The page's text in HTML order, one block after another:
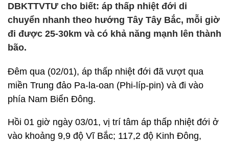
DBKTTVTƯ cho biết: áp thấp nhiệt đới di
chuyển nhanh theo hướng Tây Tây Bắc, mỗi giờ
đi được 25-30km và có khả năng mạnh lên thành
bão.
Đêm qua (02/01), áp thấp nhiệt đới đã vượt qua
miền Trung đảo Pa-la-oan (Phi-líp-pin) và đi vào
phía Nam Biển Đông.
Hồi 01 giờ ngày 03/01, vị trí tâm áp thấp nhiệt đới ở
vào khoảng 9,9 độ Vĩ Bắc; 117,2 độ Kinh Đông,